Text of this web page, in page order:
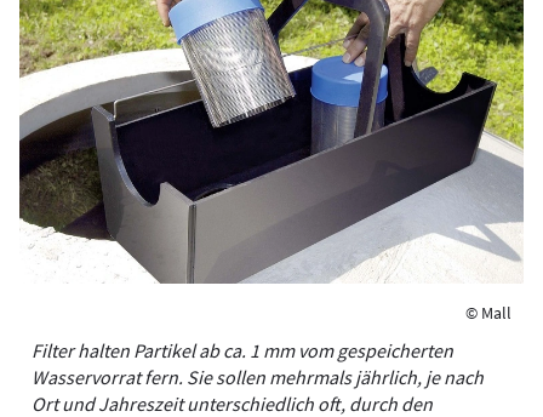
© Mall
Filter halten Partikel ab ca. 1 mm vom gespeicherten
Wasservorrat fern. Sie sollen mehrmals jährlich, je nach
Ort und Jahreszeit unterschiedlich oft, durch den